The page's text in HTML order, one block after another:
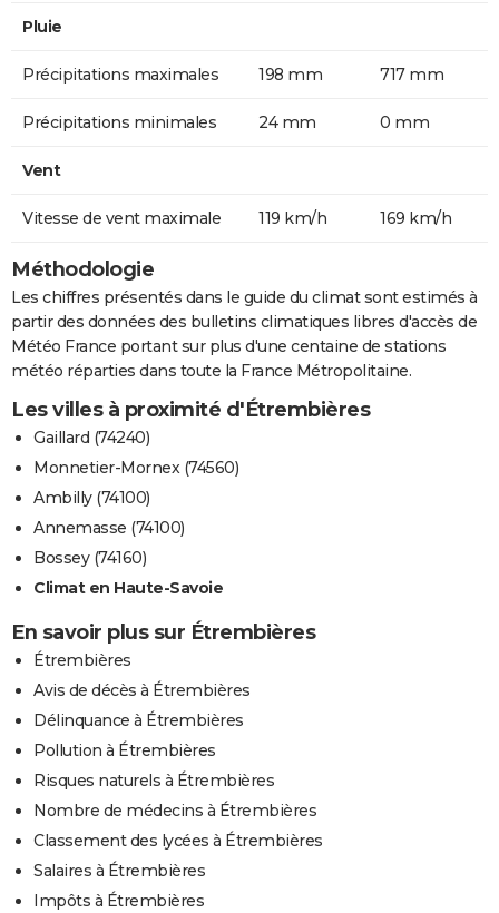
Pluie
Précipitations maximales 198 mm 717 mm
Précipitations minimales 24 mm 0 mm
Vent
Vitesse de vent maximale 119 km/h 169 km/h
Méthodologie
Les chiffres présentés dans le guide du climat sont estimés à
partir des données des bulletins climatiques libres d'accès de
Météo France portant sur plus d'une centaine de stations
météo réparties dans toute la France Métropolitaine.
Les villes à proximité d'Étrembières
Gaillard (74240)
Monnetier-Mornex (74560)
Ambilly (74100)
Annemasse (74100)
Bossey (74160)
Climat en Haute-Savoie
En savoir plus sur Étrembières
Étrembières
Avis de décès à Étrembières
Délinquance à Étrembières
Pollution à Étrembières
Risques naturels à Étrembières
Nombre de médecins à Étrembières
Classement des lycées à Étrembières
Salaires à Étrembières
Impôts à Étrembières